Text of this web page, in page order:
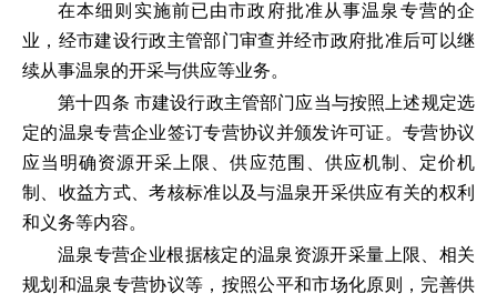
在本细则实施前已由市政府批准从事温泉专营的企
业，经市建设行政主管部门审查并经市政府批准后可以继
续从事温泉的开采与供应等业务。
第十四条 市建设行政主管部门应当与按照上述规定选
定的温泉专营企业签订专营协议并颁发许可证。专营协议
应当明确资源开采上限、供应范围、供应机制、定价机
制、收益方式、考核标准以及与温泉开采供应有关的权利
和义务等内容。
温泉专营企业根据核定的温泉资源开采量上限、相关
规划和温泉专营协议等，按照公平和市场化原则，完善供